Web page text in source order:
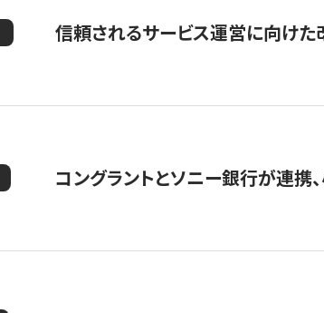
信頼されるサービス運営に向けた
コングラントとソニー銀行が連携